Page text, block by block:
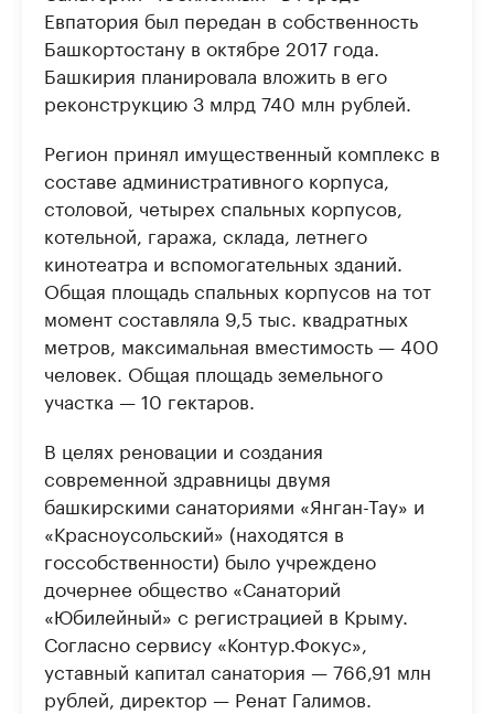
Евпатория был передан в собственность
Башкортостану в октябре 2017 года.
Башкирия планировала вложить в его
реконструкцию 3 млрд 740 млн рублей.
Регион принял имущественный комплекс в
составе административного корпуса,
столовой, четырех спальных корпусов,
котельной, гаража, склада, летнего
кинотеатра и вспомогательных зданий.
Общая площадь спальных корпусов на тот
момент составляла 9,5 тыс. квадратных
метров, максимальная вместимость — 400
человек. Общая площадь земельного
участка — 10 гектаров.
В целях реновации и создания
современной здравницы двумя
башкирскими санаториями «Янган-Тау» и
«Красноусольский» (находятся в
госсобственности) было учреждено
дочернее общество «Санаторий
«Юбилейный» с регистрацией в Крыму.
Согласно сервису «Контур.Фокус»,
уставный капитал санатория — 766,91 млн
рублей, директор — Ренат Галимов.